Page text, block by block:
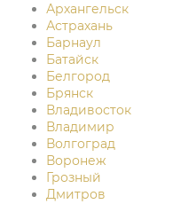
Архангельск
Астрахань
Барнаул
Батайск
Белгород
Брянск
Владивосток
Владимир
Волгоград
Воронеж
Грозный
Дмитров